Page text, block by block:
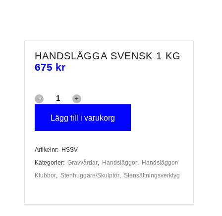
HANDSLÄGGA SVENSK 1 KG
675 kr
Handslägga
Svensk
kg
mängd
Lägg till i varukorg
Artikelnr: HSSV
Kategorier: Gravvårdar, Handsläggor, Handsläggor/
Klubbor, Stenhuggare/Skulptör, Stensättningsverktyg